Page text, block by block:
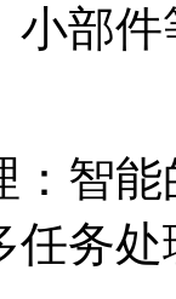
小部
智能
任务